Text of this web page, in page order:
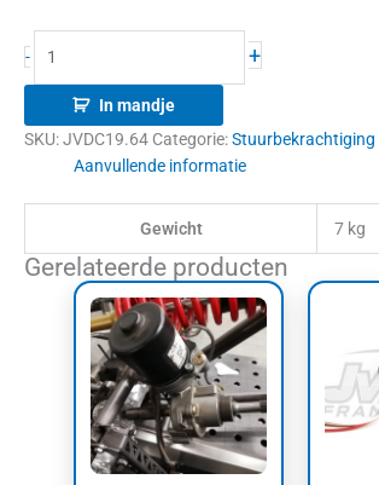
- +
In mandje
SKU:JVDC19.64 Categorie:Stuurbekrachtiging
Aanvullende informatie
Gewicht 7 kg
Gerelateerde producten
Prijsklasse:
€250,00
tot
€583,00
Dit
product
heeft
meerdere
variaties.
Deze
optie